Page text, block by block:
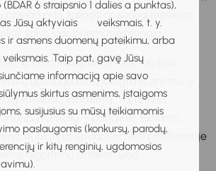
(BDAR 6 straipsnio 1 dalies a punktas),
Jūsų aktyviais veiksmais, t. y.
ir asmens duomenų pateikimu, arba
Taip pat, gavę Jūsų
informaciją apie savo
skirtus asmenims, įstaigoms
susijusius su mūsų teikiamomis
paslaugomis (konkursų, parodų,
ir kitų renginių, ugdomosios
prie žalingo ar suaugusiesiems
šalys šias priemones rengia.
stadijoje: platformos turi būti
apsauga būtų įdiegta iš anksto, o
sukėlusių incidentų. Tai reiškia
funkcijų – begalinio slinkimo,
nuolatinio spaudimo likti platformoje
algoritmų atsakomybę.